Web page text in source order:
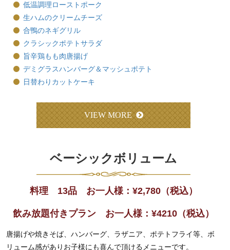
低温調理ローストポーク
生ハムのクリームチーズ
合鴨のネギグリル
クラシックポテトサラダ
旨辛鶏もも肉唐揚げ
デミグラスハンバーグ＆マッシュポテト
日替わりカットケーキ
VIEW MORE
ベーシックボリューム
料理 13品 お一人様： ¥2,780（税込）
飲み放題付きプラン お一人様： ¥4210 （税込）
唐揚げや焼きそば、ハンバーグ、ラザニア、ポテトフライ等、ボ
リューム感がありお子様にも喜んで頂けるメニューです。